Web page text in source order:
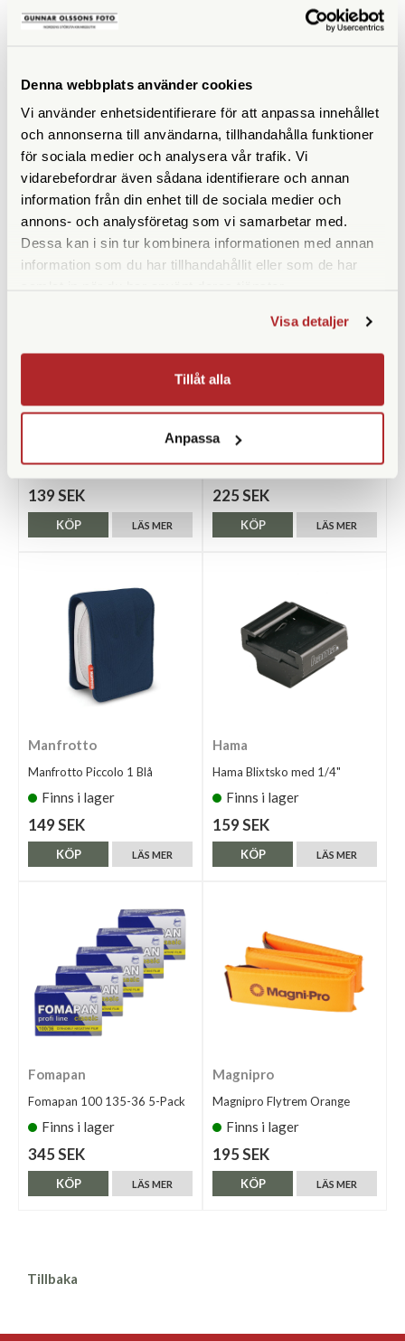
Denna webbplats använder cookies
Vi använder enhetsidentifierare för att anpassa innehållet
och annonserna till användarna, tillhandahålla funktioner
för sociala medier och analysera vår trafik. Vi
vidarebefordrar även sådana identifierare och annan
information från din enhet till de sociala medier och
annons- och analysföretag som vi samarbetar med.
Dessa kan i sin tur kombinera informationen med annan
information som du har tillhandahållit eller som de har
Visa detaljer
Tillåt alla
Anpassa
990 SEK
ANDRA KÖPTE ÄVEN
Lowepro
Lowepro Tahoe CS 20 Svart
Finns i lager
139 SEK
LÄS MER
KÖP
Cullmann
Cullmann Malaga 300
Finns i lager
225 SEK
LÄS MER
KÖP
Manfrotto
Manfrotto Piccolo 1 Blå
Finns i lager
149 SEK
LÄS MER
KÖP
Hama
Hama Blixtsko med 1/4"
Finns i lager
159 SEK
LÄS MER
KÖP
Fomapan
Fomapan 100 135-36 5-Pack
Finns i lager
345 SEK
LÄS MER
KÖP
Magnipro
Magnipro Flytrem Orange
Finns i lager
195 SEK
LÄS MER
KÖP
Tillbaka